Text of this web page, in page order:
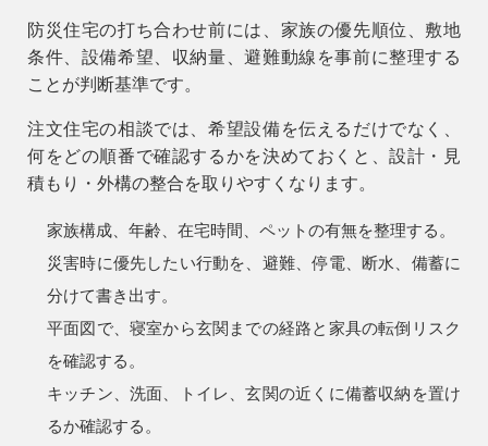
防災住宅の打ち合わせ前には、家族の優先順位、敷地
条件、設備希望、収納量、避難動線を事前に整理する
ことが判断基準です。
注文住宅の相談では、希望設備を伝えるだけでなく、
何をどの順番で確認するかを決めておくと、設計・見
積もり・外構の整合を取りやすくなります。
家族構成、年齢、在宅時間、ペットの有無を整理する。
災害時に優先したい行動を、避難、停電、断水、備蓄に
分けて書き出す。
平面図で、寝室から玄関までの経路と家具の転倒リスク
を確認する。
キッチン、洗面、トイレ、玄関の近くに備蓄収納を置け
るか確認する。